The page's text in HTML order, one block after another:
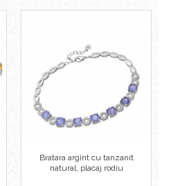
Bratara argint cu tanzanit
natural, placaj rodiu